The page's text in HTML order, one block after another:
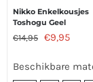
Nikko Enkelkousjes
Toshogu Geel
€14,95
was:
€9,95
Beschikbare